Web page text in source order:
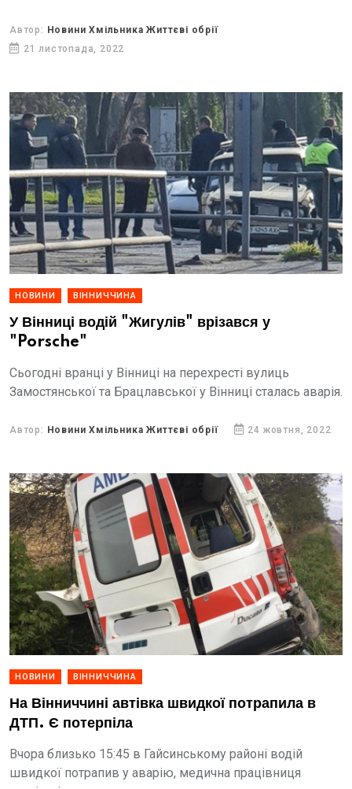
Автор: Новини Хмільника Життєві обрії
21 листопада, 2022
НОВИНИ ВІННИЧЧИНА
У Вінниці водій "Жигулів" врізався у
"Porsche"
Сьогодні вранці у Вінниці на перехресті вулиць
Замостянської та Брацлавської у Вінниці сталась аварія.
Автор: Новини Хмільника Життєві обрії 24 жовтня, 2022
НОВИНИ ВІННИЧЧИНА
На Вінниччині автівка швидкої потрапила в
ДТП. Є потерпіла
Вчора близько 15:45 в Гайсинському районі водій
швидкої потрапив у аварію, медична працівниця